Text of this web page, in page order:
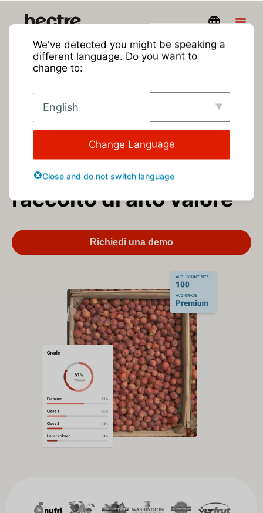
Grado di colore
stesso giorno in cui
raccogli e prendi di
mira una parte
maggiore del tuo
raccolto di alto valore
Richiedi una demo
We've detected you might be speaking a
different language. Do you want to
change to:
English
Change Language
Close and do not switch language